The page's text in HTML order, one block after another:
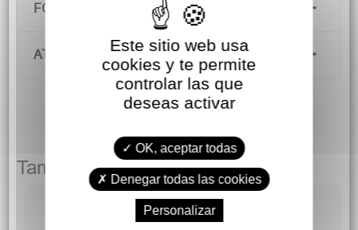
FORMAS DE PAGO
ATENCIÓN AL CLIENTE
También podría gustarte
Este sitio web usa
cookies y te permite
controlar las que
deseas activar
OK, aceptar todas
Denegar todas las cookies
Personalizar